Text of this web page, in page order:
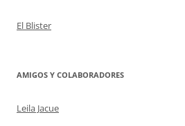
El Blister
AMIGOS Y COLABORADORES
Leila Jacue